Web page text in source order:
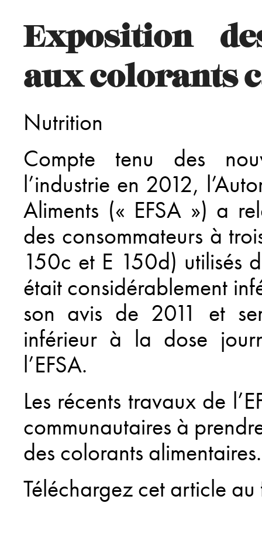
Exposition
aux colorants
Nutrition
Compte tenu des
l’industrie en 2012,
Aliments (« EFSA ») a
des consommateurs à
150c et E 150d) utilisés
était considérablement
son avis de 2011 et
inférieur à la dose
l’EFSA.
Les récents travaux de
communautaires à
des colorants alimentaires.
Téléchargez cet article